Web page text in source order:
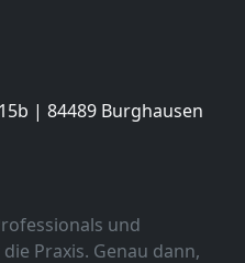
| 84489 Burghausen
und
Praxis. Genau dann,